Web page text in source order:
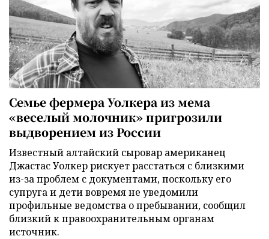
Семье фермера Уолкера из мема
«веселый молочник» пригрозили
выдворением из России
Известный алтайский сыровар американец
Джастас Уолкер рискует расстаться с близкими
из-за проблем с документами, поскольку его
супруга и дети вовремя не уведомили
профильные ведомства о пребывании, сообщил
близкий к правоохранительным органам
источник.